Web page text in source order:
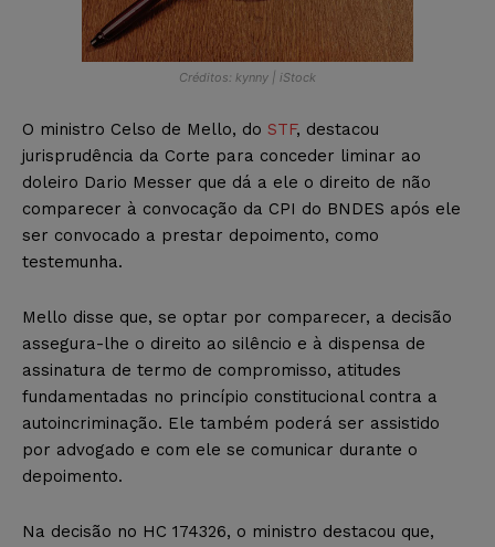
Créditos: kynny | iStock
O ministro Celso de Mello, do STF, destacou
jurisprudência da Corte para conceder liminar ao
doleiro Dario Messer que dá a ele o direito de não
comparecer à convocação da CPI do BNDES após ele
ser convocado a prestar depoimento, como
testemunha.
Mello disse que, se optar por comparecer, a decisão
assegura-lhe o direito ao silêncio e à dispensa de
assinatura de termo de compromisso, atitudes
fundamentadas no princípio constitucional contra a
autoincriminação. Ele também poderá ser assistido
por advogado e com ele se comunicar durante o
depoimento.
Na decisão no HC 174326, o ministro destacou que,